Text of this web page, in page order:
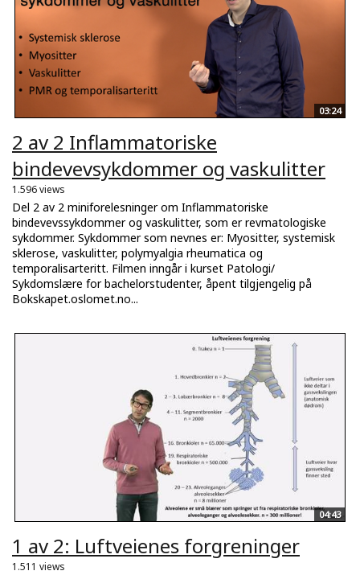
03:24
2 av 2 Inflammatoriske
bindevevsykdommer og vaskulitter
1.596 views
Del 2 av 2 miniforelesninger om Inflammatoriske
bindevevssykdommer og vaskulitter, som er revmatologiske
sykdommer. Sykdommer som nevnes er: Myositter, systemisk
sklerose, vaskulitter, polymyalgia rheumatica og
temporalisarteritt. Filmen inngår i kurset Patologi/
Sykdomslære for bachelorstudenter, åpent tilgjengelig på
Bokskapet.oslomet.no...
04:43
1 av 2: Luftveienes forgreninger
1.511 views